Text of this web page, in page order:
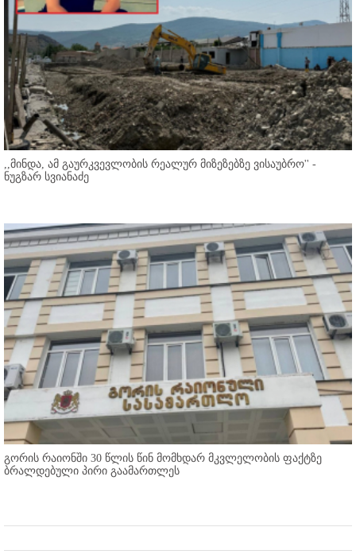
,,მინდა, ამ გაურკვევლობის რეალურ მიზეზებზე ვისაუბრო'' -
ნუგზარ სვიანაძე
გორის რაიონში 30 წლის წინ მომხდარ მკვლელობის ფაქტზე
ბრალდებული პირი გაამართლეს